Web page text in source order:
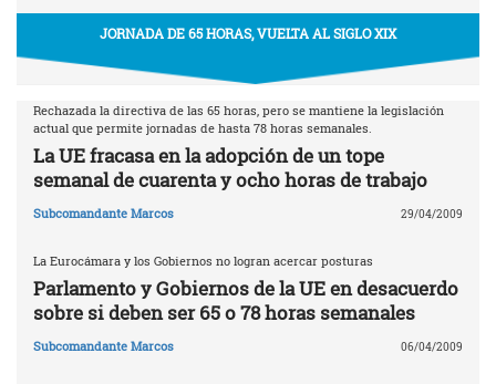
JORNADA DE 65 HORAS, VUELTA AL SIGLO XIX
Rechazada la directiva de las 65 horas, pero se mantiene la legislación
actual que permite jornadas de hasta 78 horas semanales.
La UE fracasa en la adopción de un tope
semanal de cuarenta y ocho horas de trabajo
Subcomandante Marcos 29/04/2009
La Eurocámara y los Gobiernos no logran acercar posturas
Parlamento y Gobiernos de la UE en desacuerdo
sobre si deben ser 65 o 78 horas semanales
Subcomandante Marcos 06/04/2009